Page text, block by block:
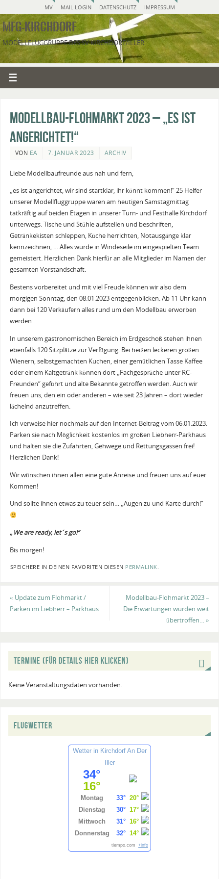
MV MAIL LOGIN DATENSCHUTZ IMPRESSUM
MFG-KIRCHDORF
MODELLFLUGGRUPPE DES SV KIRCHDORF/ILLER
Modellbau-Flohmarkt 2023 – „Es ist
angerichtet!“
VON EA 7. JANUAR 2023 ARCHIV
Liebe Modellbaufreunde aus nah und fern,
„es ist angerichtet, wir sind startklar, ihr könnt kommen!“ 25 Helfer
unserer Modellfluggruppe waren am heutigen Samstagmittag
tatkräftig auf beiden Etagen in unserer Turn- und Festhalle Kirchdorf
unterwegs. Tische und Stühle aufstellen und beschriften,
Getränkekisten schleppen, Küche herrichten, Notausgänge klar
kennzeichnen, … Alles wurde in Windeseile im eingespielten Team
gemeistert. Herzlichen Dank hierfür an alle Mitglieder im Namen der
gesamten Vorstandschaft.
Bestens vorbereitet und mit viel Freude können wir also dem
morgigen Sonntag, den 08.01.2023 entgegenblicken. Ab 11 Uhr kann
dann bei 120 Verkäufern alles rund um den Modellbau erworben
werden.
In unserem gastronomischen Bereich im Erdgeschoß stehen ihnen
ebenfalls 120 Sitzplätze zur Verfügung. Bei heißen leckeren großen
Wienern, selbstgemachten Kuchen, einer gemütlichen Tasse Kaffee
oder einem Kaltgetränk können dort „Fachgespräche unter RC-
Freunden“ geführt und alte Bekannte getroffen werden. Auch wir
freuen uns, den ein oder anderen – wie seit 23 Jahren – dort wieder
lächelnd anzutreffen.
Ich verweise hier nochmals auf den Internet-Beitrag vom 06.01.2023.
Parken sie nach Möglichkeit kostenlos im großen Liebherr-Parkhaus
und halten sie die Zufahrten, Gehwege und Rettungsgassen frei!
Herzlichen Dank!
Wir wünschen ihnen allen eine gute Anreise und freuen uns auf euer
Kommen!
Und sollte ihnen etwas zu teuer sein… „Augen zu und Karte durch!“
„We are ready, let´s go!“
Bis morgen!
SPEICHERE IN DEINEN FAVORITEN DIESEN PERMALINK.
« Update zum Flohmarkt /
Parken im Liebherr – Parkhaus
Modellbau-Flohmarkt 2023 –
Die Erwartungen wurden weit
übertroffen…»
TERMINE (FÜR DETAILS HIER KLICKEN)
Keine Veranstaltungsdaten vorhanden.
FLUGWETTER
Wetter in Kirchdorf An Der
Iller
34°
16°
Montag 33° 20°
Dienstag
30° 17°
Mittwoch
31° 16°
Donnerstag
32° 14°
tiempo.com +info